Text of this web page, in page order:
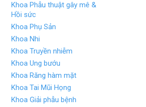
Khoa Phẫu thuật gây mê &
Hồi sức
Khoa Phụ Sản
Khoa Nhi
Khoa Truyền nhiễm
Khoa Ung bướu
Khoa Răng hàm mặt
Khoa Tai Mũi Họng
Khoa Giải phẫu bệnh